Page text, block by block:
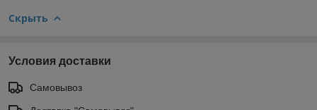
Скрыть
Условия доставки
Самовывоз